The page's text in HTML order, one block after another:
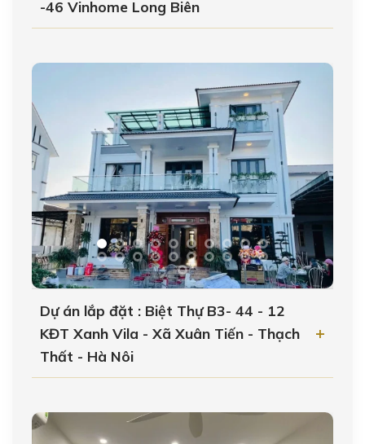
-46 Vinhome Long Biên
Dự án lắp đặt : Biệt Thự B3- 44 - 12
KĐT Xanh Vila - Xã Xuân Tiến - Thạch
Thất - Hà Nôi